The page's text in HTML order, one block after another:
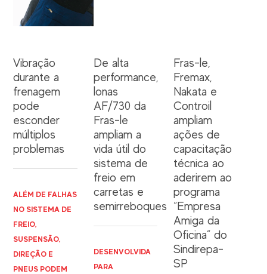
Vibração
durante a
frenagem
pode
esconder
múltiplos
problemas
ALÉM DE FALHAS
NO SISTEMA DE
FREIO,
SUSPENSÃO,
DIREÇÃO E
PNEUS PODEM
De alta
performance,
lonas
AF/730 da
Fras-le
ampliam a
vida útil do
sistema de
freio em
carretas e
semirreboques
DESENVOLVIDA
PARA
Fras-le,
Fremax,
Nakata e
Controil
ampliam
ações de
capacitação
técnica ao
aderirem ao
programa
“Empresa
Amiga da
Oficina” do
Sindirepa-
SP